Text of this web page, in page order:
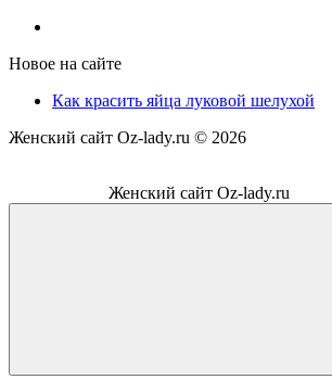
Новое на сайте
Как красить яйца луковой шелухой
Женский сайт Oz-lady.ru © 2026
Женский сайт Oz-lady.ru